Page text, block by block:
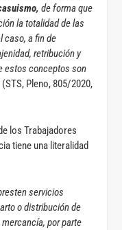
de forma que
la totalidad de las
caso, a fin de
retribución y
estos conceptos son
(STS, Pleno, 805/2020,
los Trabajadores
tiene una literalidad
servicios
o distribución de
por parte